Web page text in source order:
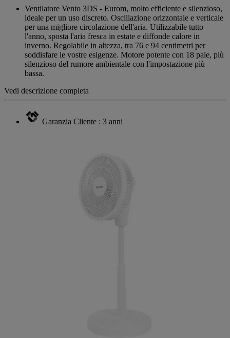
Ventilatore Vento 3DS - Eurom, molto efficiente e silenzioso,
ideale per un uso discreto. Oscillazione orizzontale e verticale
per una migliore circolazione dell'aria. Utilizzabile tutto
l'anno, sposta l'aria fresca in estate e diffonde calore in
inverno. Regolabile in altezza, tra 76 e 94 centimetri per
soddisfare le vostre esigenze. Motore potente con 18 pale, più
silenzioso del rumore ambientale con l'impostazione più
bassa.
Vedi descrizione completa
Garanzia Cliente : 3 anni